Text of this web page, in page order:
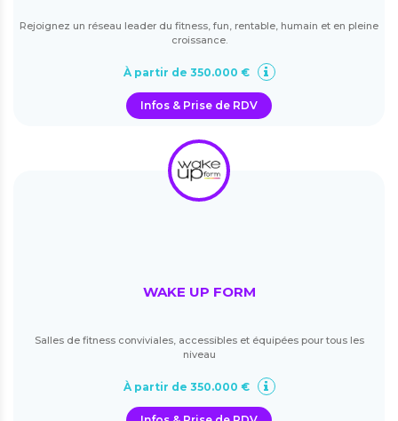
Rejoignez un réseau leader du fitness, fun, rentable, humain et en pleine
croissance.
À partir de 350.000 €
Infos & Prise de RDV
WAKE UP FORM
Salles de fitness conviviales, accessibles et équipées pour tous les
niveau
À partir de 350.000 €